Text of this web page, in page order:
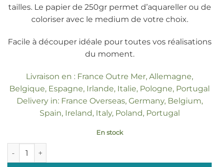
tailles. Le papier de 250gr permet d’aquareller ou de
coloriser avec le medium de votre choix.
Facile à découper idéale pour toutes vos réalisations
du moment.
Livraison en : France Outre Mer, Allemagne,
Belgique, Espagne, Irlande, Italie, Pologne, Portugal
Delivery in: France Overseas, Germany, Belgium,
Spain, Ireland, Italy, Poland, Portugal
En stock
quantité de Etiquettes à coloriser feuillage "Au soleil"